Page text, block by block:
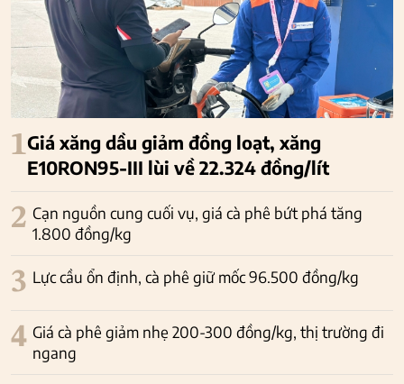
1Giá xăng dầu giảm đồng loạt, xăng
E10RON95-III lùi về 22.324 đồng/lít
2 Cạn nguồn cung cuối vụ, giá cà phê bứt phá tăng
1.800 đồng/kg
3 Lực cầu ổn định, cà phê giữ mốc 96.500 đồng/kg
4 Giá cà phê giảm nhẹ 200-300 đồng/kg, thị trường đi
ngang